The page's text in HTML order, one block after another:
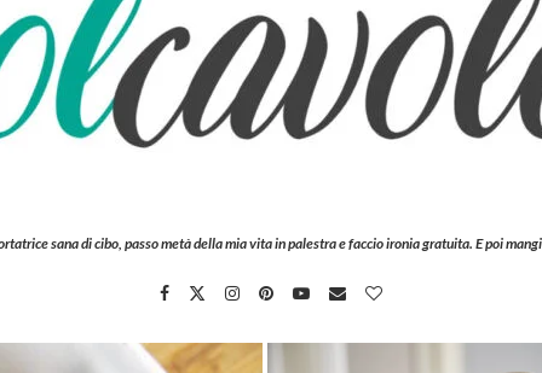
sana di cibo, passo metà della mia vita in palestra e faccio ironia gratuita. E poi